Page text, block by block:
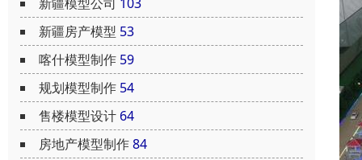
新疆模型公司 103
新疆房产模型 53
喀什模型制作 59
规划模型制作 54
售楼模型设计 64
房地产模型制作84